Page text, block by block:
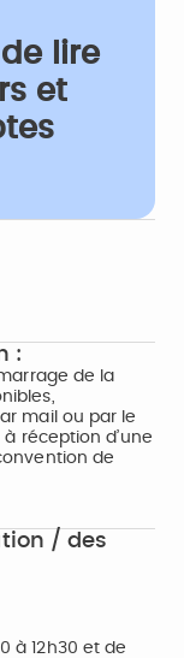
lire
et
:
de la
mail ou par le
réception d’une
de
/ des
à 12h30 et de